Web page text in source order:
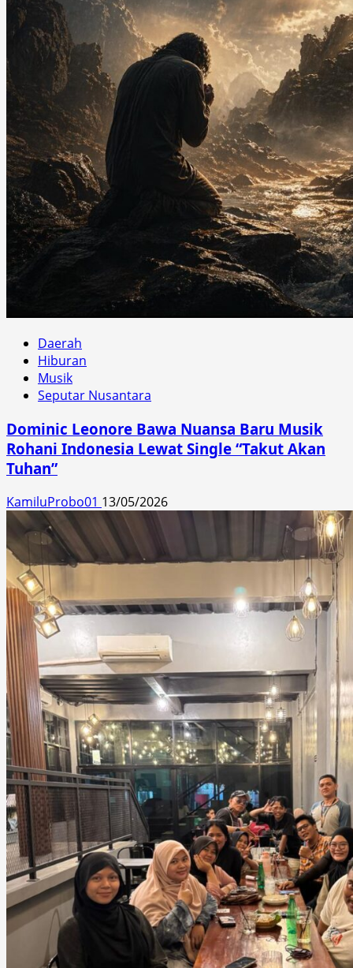
Daerah
Hiburan
Musik
Seputar Nusantara
Dominic Leonore Bawa Nuansa Baru Musik
Rohani Indonesia Lewat Single “Takut Akan
Tuhan”
KamiluProbo01 13/05/2026